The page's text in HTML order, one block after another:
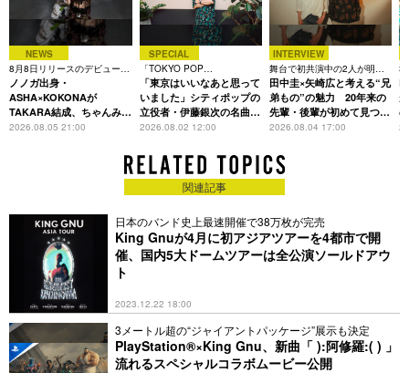
NEWS
8月8日リリースのデビュー曲
は「Time is money」
ノノガ出身・
ASHA×KOKONAが
TAKARA結成、ちゃんみな
主宰レーベル第2弾アーテ
2026.08.05 21:00
SPECIAL
「TOKYO POP
CHRONICLE」特集
「東京はいいなあと思って
いました」シティポップの
立役者・伊藤銀次の名曲回
想録
2026.08.02 12:00
INTERVIEW
舞台で初共演中の2人が明か
す、今の自分をつくる恩人の
存在
田中圭×矢崎広と考える“兄
弟もの”の魅力 20年来の
先輩・後輩が初めて見つけ
た互いの共通点とは
2026.08.04 17:00
3
関連記事
日本のバンド史上最速開催で38万枚が完売
King Gnuが4月に初アジアツアーを4都市で開
催、国内5大ドームツアーは全公演ソールドアウ
ト
2023.12.22 18:00
3メートル超の“ジャイアントパッケージ”展示も決定
PlayStation®×King Gnu、新曲「 ):阿修羅:( ) 」
流れるスペシャルコラボムービー公開